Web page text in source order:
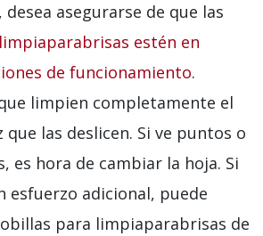
asegurarse de que las
estén en
de funcionamiento.
limpien completamente el
que las deslicen. Si ve puntos o
es hora de cambiar la hoja. Si
esfuerzo adicional, puede
para limpiaparabrisas de